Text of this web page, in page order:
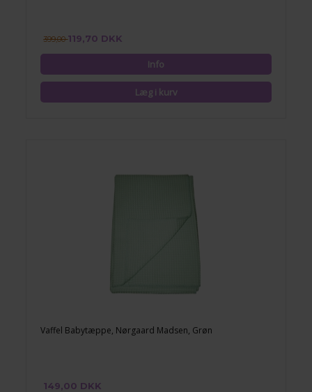
399,00119,70 DKK
Vaffel Babytæppe, Nørgaard Madsen, Grøn
149,00 DKK